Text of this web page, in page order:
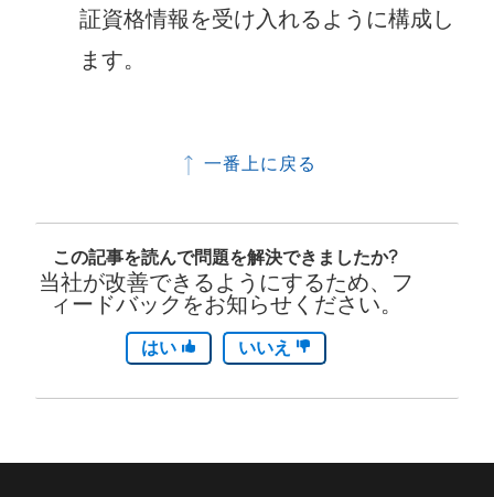
証資格情報を受け入れるように構成し
ます。
一番上に戻る
この記事を読んで問題を解決できましたか?
当社が改善できるようにするため、フ
ィードバックをお知らせください。
はい いいえ